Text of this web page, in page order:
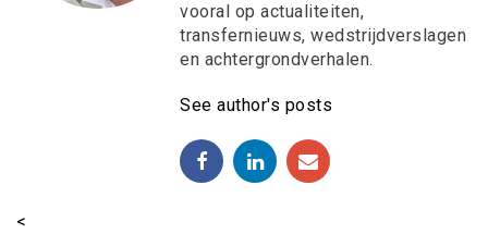
vooral op actualiteiten,
transfernieuws, wedstrijdverslagen
en achtergrondverhalen.
See author's posts
<